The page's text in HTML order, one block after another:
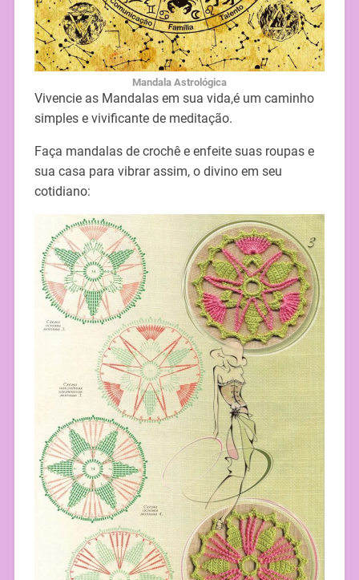
Mandala Astrológica
Vivencie as Mandalas em sua vida,é um caminho
simples e vivificante de meditação.
Faça mandalas de crochê e enfeite suas roupas e
sua casa para vibrar assim, o divino em seu
cotidiano: